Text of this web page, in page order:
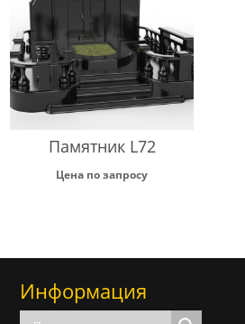
Памятник L72
Цена по запросу
Информация